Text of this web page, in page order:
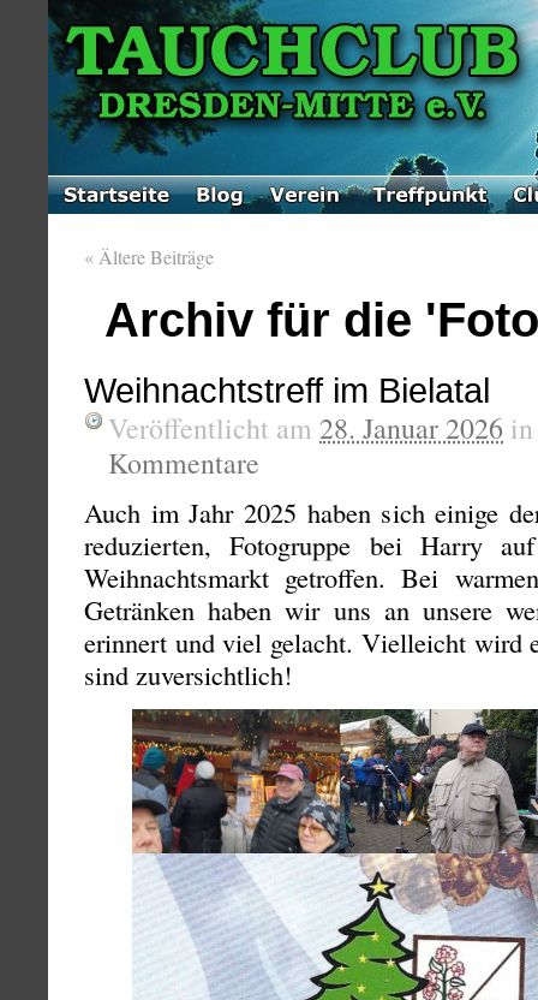
« Ältere Beiträge
Archiv für die
Weihnachtstreff im Bielatal
Veröffentlicht am 28. Januar 2026
Kommentare
Auch im Jahr 2025 haben sich einige
reduzierten, Fotogruppe bei Harry
Weihnachtsmarkt getroffen. Bei
Getränken haben wir uns an unsere
erinnert und viel gelacht. Vielleicht wird
sind zuversichtlich!